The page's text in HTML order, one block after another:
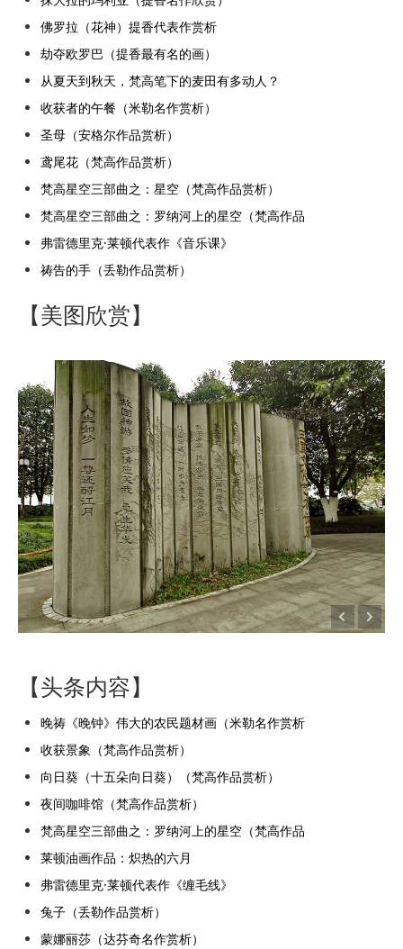
佛罗拉（花神）提香代表作赏析
劫夺欧罗巴（提香最有名的画）
从夏天到秋天，梵高笔下的麦田有多动人？
收获者的午餐（米勒名作赏析）
圣母（安格尔作品赏析）
鸢尾花（梵高作品赏析）
梵高星空三部曲之：星空（梵高作品赏析）
梵高星空三部曲之：罗纳河上的星空（梵高作品
弗雷德里克·莱顿代表作《音乐课》
祷告的手（丢勒作品赏析）
【美图欣赏】
【头条内容】
晚祷《晚钟》伟大的农民题材画（米勒名作赏析
收获景象（梵高作品赏析）
向日葵（十五朵向日葵）（梵高作品赏析）
夜间咖啡馆（梵高作品赏析）
梵高星空三部曲之：罗纳河上的星空（梵高作品
莱顿油画作品：炽热的六月
弗雷德里克·莱顿代表作《缠毛线》
兔子（丢勒作品赏析）
蒙娜丽莎（达芬奇名作赏析）